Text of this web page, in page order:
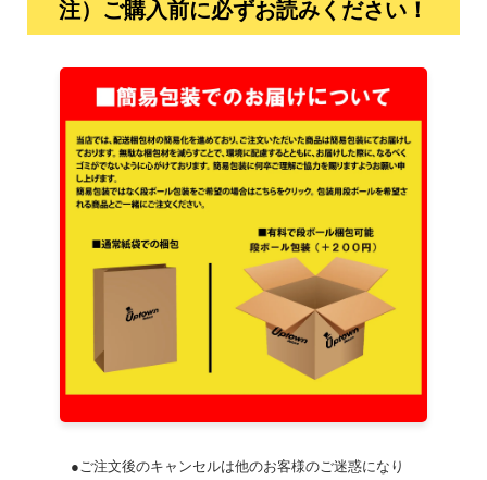
注）ご購入前に必ずお読みください！
●ご注文後のキャンセルは他のお客様のご迷惑になり